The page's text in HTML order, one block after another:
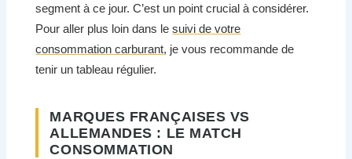
segment à ce jour. C’est un point crucial à considérer.
Pour aller plus loin dans lesuivi de votre
consommation carburant, je vous recommande de
tenir un tableau régulier.
MARQUES FRANÇAISES VS
ALLEMANDES : LE MATCH
CONSOMMATION